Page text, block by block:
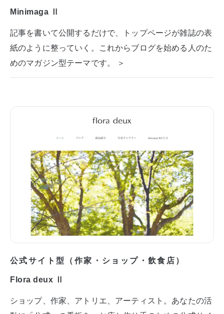
Minimaga Ⅱ
記事を書いて公開するだけで、トップページが雑誌の表
紙のように整っていく。これからブログを始める人のた
めのマガジン型テーマです。 ＞
公式サイト型（作家・ショップ・飲食店）
Flora deux Ⅱ
ショップ、作家、アトリエ、アーティスト。あなたの活